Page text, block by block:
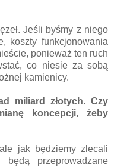
Jeśli byśmy z niego
koszty funkcjonowania
ponieważ ten ruch
co niesie za sobą
kamienicy.
miliard złotych. Czy
koncepcji, żeby
jak będziemy zlecali
przeprowadzane